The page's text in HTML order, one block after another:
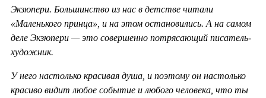
Экзюпери. Большинство из нас в детстве читали
«Маленького принца», и на этом остановились. А на самом
деле Экзюпери — это совершенно потрясающий писатель-
художник.
У него настолько красивая душа, и поэтому он настолько
красиво видит любое событие и любого человека, что ты